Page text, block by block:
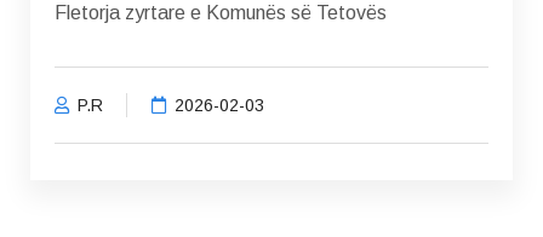
Fletorja zyrtare e Komunës së Tetovës
P.R 2026-02-03